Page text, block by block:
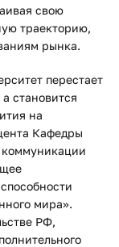
свою
траекторию,
рынка.
перестает
становится
на
Кафедры
коммуникации
мира».
РФ,